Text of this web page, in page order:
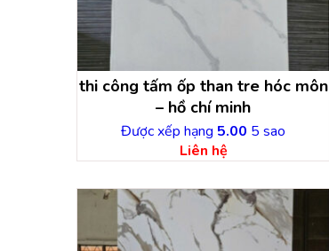
thi công tấm ốp than tre hóc môn
– hồ chí minh
Được xếp hạng 5.00 5 sao
Liên hệ